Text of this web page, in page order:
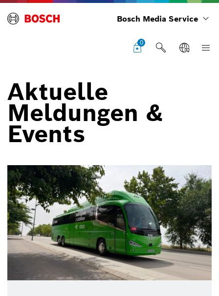
Bosch Media Service
0
Aktuelle
Meldungen &
Events